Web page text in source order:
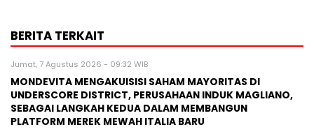
BERITA TERKAIT
Jumat, 7 Agustus 2026 - 09:32 WIB
MONDEVITA MENGAKUISISI SAHAM MAYORITAS DI
UNDERSCORE DISTRICT, PERUSAHAAN INDUK MAGLIANO,
SEBAGAI LANGKAH KEDUA DALAM MEMBANGUN
PLATFORM MEREK MEWAH ITALIA BARU